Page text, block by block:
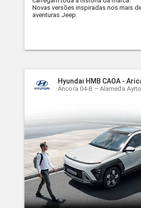
Novas versões inspiradas nos mais
aventuras Jeep.
Hyundai HMB CAOA -
Âncora 04-B – Alameda